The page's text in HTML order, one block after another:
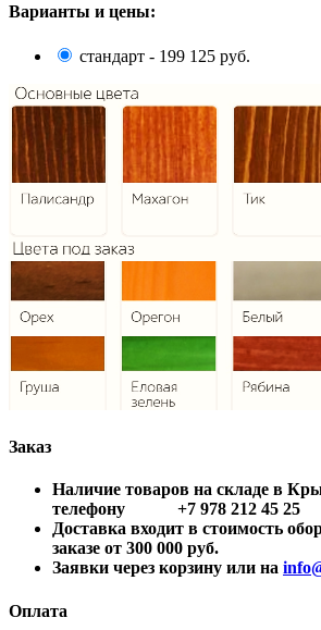
Варианты и цены:
стандарт - 199 125 руб.
Заказ
Наличие товаров на складе в
телефону +7 978 212 45 25
Доставка входит в стоимость
заказе от 300 000 руб.
Заявки через корзину или на
Оплата